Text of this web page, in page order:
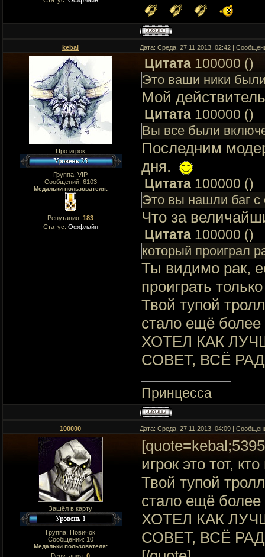
kebal Дата: Среда, 27.11.2013, 02:42 |
Про игрок
Группа: VIP
Сообщений: 6103
Медальки пользователя:
Репутация: 183
Статус: Оффлайн
Цитата 100000 ()
Это ваши ники были
Мой
Цитата 100000 ()
Вы все были
Последним
дня.
Цитата 100000 ()
Это вы нашли баг с
Что за
Цитата 100000 ()
который проиграл
Ты видимо рак,
проиграть
Твой тупой
стало ещё
ХОТЕЛ КАК
СОВЕТ, ВСЁ
Принцесса
100000 Дата: Среда, 27.11.2013, 04:09 |
Зашёл в карту
Группа: Новичок
Сообщений: 10
Медальки пользователя:
игрок это тот,
Твой тупой
стало ещё
ХОТЕЛ КАК
СОВЕТ, ВСЁ